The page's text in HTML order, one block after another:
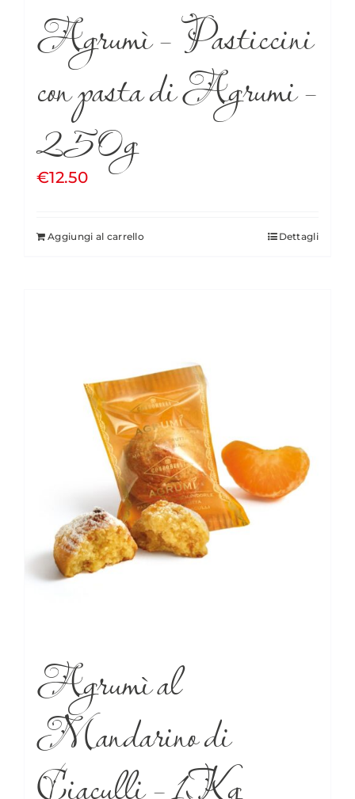
Agrumì – Pasticcini
con pasta di Agrumi –
250g
€12.50
Aggiungi al carrello Dettagli
Agrumì al
Mandarino di